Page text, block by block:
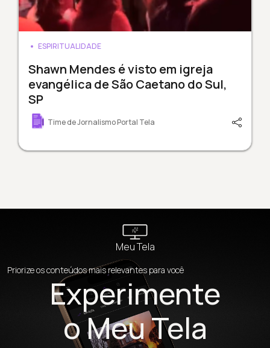
ESPIRITUALIDADE
Shawn Mendes é visto em igreja
evangélica de São Caetano do Sul,
SP
Time de Jornalismo Portal Tela
Meu Tela
Priorize os conteúdos mais relevantes para você
Experimente
o Meu Tela